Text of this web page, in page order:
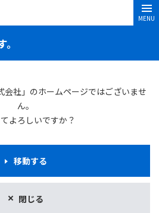
MENU
会社」のホームページではございませ
ん。
よろしいですか？
閉じる
移動する